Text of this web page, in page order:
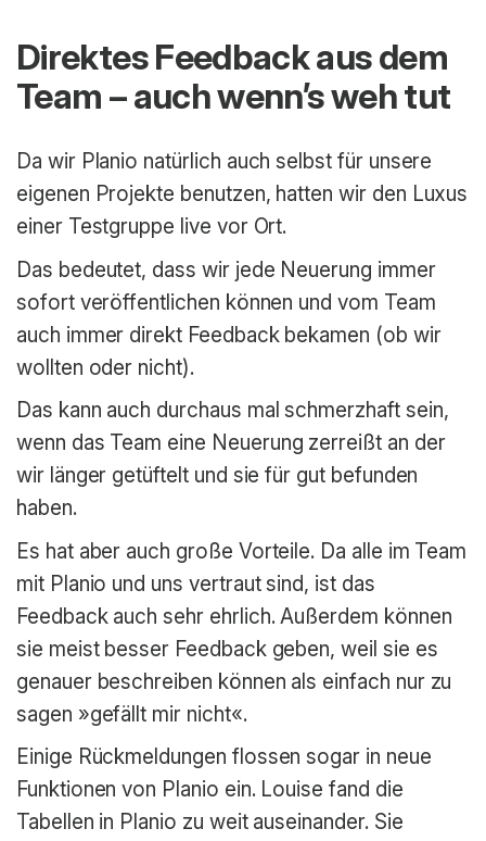
Direktes Feedback aus dem
Team – auch wenn’s weh tut
Da wir Planio natürlich auch selbst für unsere
eigenen Projekte benutzen, hatten wir den Luxus
einer Testgruppe live vor Ort.
Das bedeutet, dass wir jede Neuerung immer
sofort veröffentlichen können und vom Team
auch immer direkt Feedback bekamen (ob wir
wollten oder nicht).
Das kann auch durchaus mal schmerzhaft sein,
wenn das Team eine Neuerung zerreißt an der
wir länger getüftelt und sie für gut befunden
haben.
Es hat aber auch große Vorteile. Da alle im Team
mit Planio und uns vertraut sind, ist das
Feedback auch sehr ehrlich. Außerdem können
sie meist besser Feedback geben, weil sie es
genauer beschreiben können als einfach nur zu
sagen »gefällt mir nicht«.
Einige Rückmeldungen flossen sogar in neue
Funktionen von Planio ein. Louise fand die
Tabellen in Planio zu weit auseinander. Sie